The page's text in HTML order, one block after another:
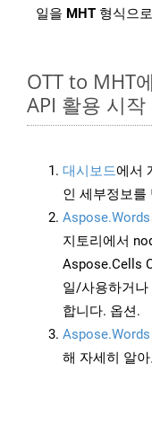
일을 MHT 형식으
OTT to MHT
API 활용 시작
대시보드에서
인 세부정보를
지토리에서
Aspose.Cells
일/사용하거나
합니다. 옵션.
Aspose.Words
해 자세히 알